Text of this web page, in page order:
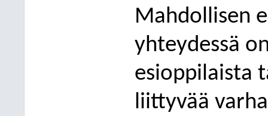
Mahdollisen
yhteydessä
esioppilaista
liittyvää